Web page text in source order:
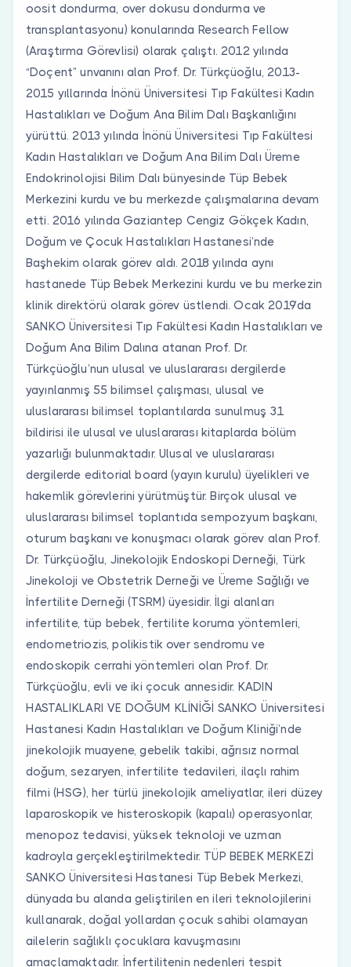
oosit dondurma, over dokusu dondurma ve
transplantasyonu) konularında Research Fellow
(Araştırma Görevlisi) olarak çalıştı. 2012 yılında
“Doçent” unvanını alan Prof. Dr. Türkçüoğlu, 2013-
2015 yıllarında İnönü Üniversitesi Tıp Fakültesi Kadın
Hastalıkları ve Doğum Ana Bilim Dalı Başkanlığını
yürüttü. 2013 yılında İnönü Üniversitesi Tıp Fakültesi
Kadın Hastalıkları ve Doğum Ana Bilim Dalı Üreme
Endokrinolojisi Bilim Dalı bünyesinde Tüp Bebek
Merkezini kurdu ve bu merkezde çalışmalarına devam
etti. 2016 yılında Gaziantep Cengiz Gökçek Kadın,
Doğum ve Çocuk Hastalıkları Hastanesi’nde
Başhekim olarak görev aldı. 2018 yılında aynı
hastanede Tüp Bebek Merkezini kurdu ve bu merkezin
klinik direktörü olarak görev üstlendi. Ocak 2019’da
SANKO Üniversitesi Tıp Fakültesi Kadın Hastalıkları ve
Doğum Ana Bilim Dalına atanan Prof. Dr.
Türkçüoğlu’nun ulusal ve uluslararası dergilerde
yayınlanmış 55 bilimsel çalışması, ulusal ve
uluslararası bilimsel toplantılarda sunulmuş 31
bildirisi ile ulusal ve uluslararası kitaplarda bölüm
yazarlığı bulunmaktadır. Ulusal ve uluslararası
dergilerde editorial board (yayın kurulu) üyelikleri ve
hakemlik görevlerini yürütmüştür. Birçok ulusal ve
uluslararası bilimsel toplantıda sempozyum başkanı,
oturum başkanı ve konuşmacı olarak görev alan Prof.
Dr. Türkçüoğlu, Jinekolojik Endoskopi Derneği, Türk
Jinekoloji ve Obstetrik Derneği ve Üreme Sağlığı ve
İnfertilite Derneği (TSRM) üyesidir. İlgi alanları
infertilite, tüp bebek, fertilite koruma yöntemleri,
endometriozis, polikistik over sendromu ve
endoskopik cerrahi yöntemleri olan Prof. Dr.
Türkçüoğlu, evli ve iki çocuk annesidir. KADIN
HASTALIKLARI VE DOĞUM KLİNİĞİ SANKO Üniversitesi
Hastanesi Kadın Hastalıkları ve Doğum Kliniği’nde
jinekolojik muayene, gebelik takibi, ağrısız normal
doğum, sezaryen, infertilite tedavileri, ilaçlı rahim
filmi (HSG), her türlü jinekolojik ameliyatlar, ileri düzey
laparoskopik ve histeroskopik (kapalı) operasyonlar,
menopoz tedavisi, yüksek teknoloji ve uzman
kadroyla gerçekleştirilmektedir. TÜP BEBEK MERKEZİ
SANKO Üniversitesi Hastanesi Tüp Bebek Merkezi,
dünyada bu alanda geliştirilen en ileri teknolojilerini
kullanarak, doğal yollardan çocuk sahibi olamayan
ailelerin sağlıklı çocuklara kavuşmasını
amaçlamaktadır. İnfertilitenin nedenleri tespit